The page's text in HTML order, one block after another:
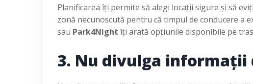
Planificarea îți permite să alegi locații sigure și să
zonă necunoscută pentru că timpul de conducere a
sau Park4Night îți arată opțiunile disponibile pe
3. Nu divulga informații